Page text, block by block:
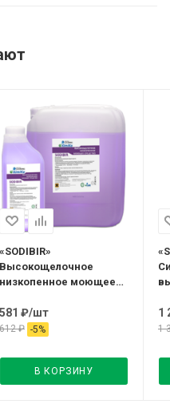
«SODIBIR»
Высокощелочное
низкопенное моющее
581 ₽/шт
612₽ -5%
В КОРЗИНУ
1
1